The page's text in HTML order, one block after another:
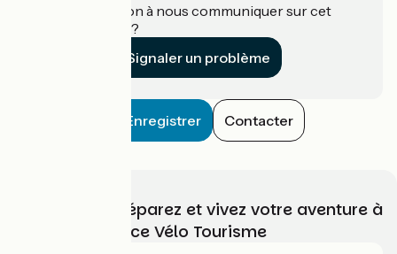
Une information à nous communiquer sur cet
établissement ?
Signaler un problème
Enregistrer Contacter
Choisissez, préparez et vivez votre aventure à
vélo avec France Vélo Tourisme